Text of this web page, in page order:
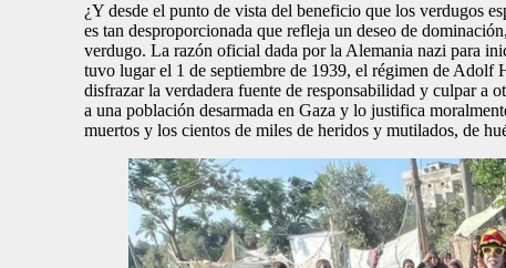
¿Y desde el punto de vista del beneficio que los verdugos
es tan desproporcionada que refleja un deseo de
verdugo. La razón oficial dada por la Alemania nazi para
tuvo lugar el 1 de septiembre de 1939, el régimen de
disfrazar la verdadera fuente de responsabilidad y culpar a
a una población desarmada en Gaza y lo justifica
muertos y los cientos de miles de heridos y mutilados, de